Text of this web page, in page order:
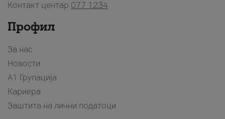
Контакт центар 077 1234
Профил
За нас
Новости
А1 Групација
Кариера
Заштита на лични податоци